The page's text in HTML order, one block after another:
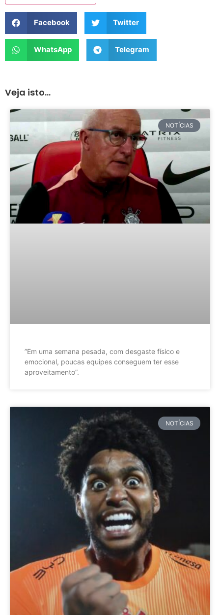
Facebook Twitter
WhatsApp Telegram
Veja isto...
NOTÍCIAS
”Em uma semana pesada, com desgaste físico e
emocional, poucas equipes conseguem ter esse
aproveitamento”.
NOTÍCIAS